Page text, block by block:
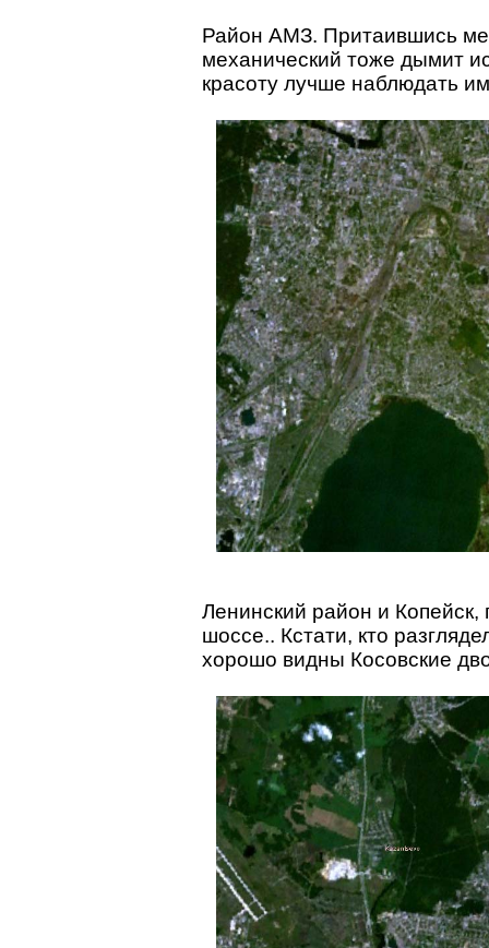
Район АМЗ. Притаившись
механический тоже дымит
красоту лучше наблюдать
Ленинский район и Копейск,
шоссе.. Кстати, кто
хорошо видны Косовские